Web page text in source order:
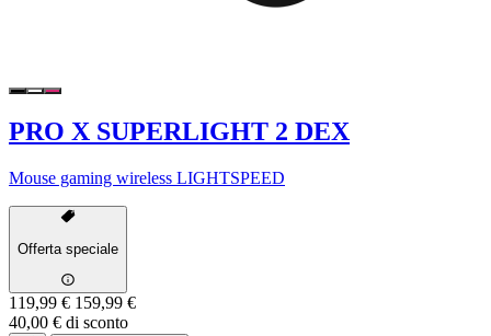
PRO X SUPERLIGHT 2 DEX
Mouse gaming wireless LIGHTSPEED
Offerta speciale
119,99 € 159,99 €
40,00 € di sconto